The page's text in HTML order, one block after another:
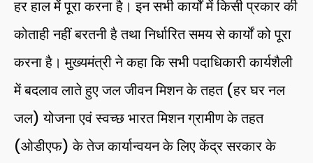
हर हाल में पूरा करना है। इन सभी कार्यों में किसी प्रकार की
कोताही नहीं बरतनी है तथा निर्धारित समय से कार्यों को पूरा
करना है। मुख्यमंत्री ने कहा कि सभी पदाधिकारी कार्यशैली
में बदलाव लाते हुए जल जीवन मिशन के तहत (हर घर नल
जल) योजना एवं स्वच्छ भारत मिशन ग्रामीण के तहत
(ओडीएफ) के तेज कार्यान्वयन के लिए केंद्र सरकार के